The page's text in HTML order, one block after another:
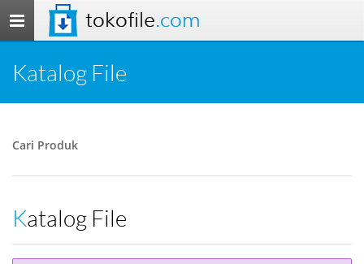
Toggle
navigation
tokofile.com
Katalog File
Cari Produk
Katalog File